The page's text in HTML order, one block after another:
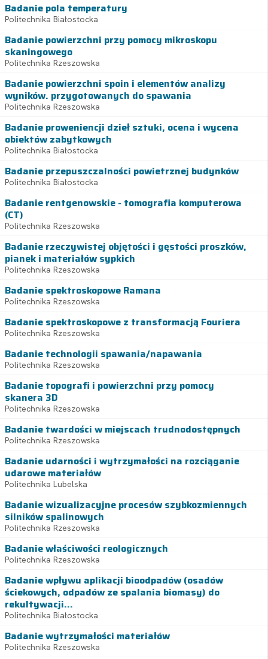
Badanie pola temperatury
Politechnika Białostocka
Badanie powierzchni przy pomocy mikroskopu
skaningowego
Politechnika Rzeszowska
Badanie powierzchni spoin i elementów analizy
wyników. przygotowanych do spawania
Politechnika Rzeszowska
Badanie proweniencji dzieł sztuki, ocena i wycena
obiektów zabytkowych
Politechnika Białostocka
Badanie przepuszczalności powietrznej budynków
Politechnika Białostocka
Badanie rentgenowskie - tomografia komputerowa
(CT)
Politechnika Rzeszowska
Badanie rzeczywistej objętości i gęstości proszków,
pianek i materiałów sypkich
Politechnika Rzeszowska
Badanie spektroskopowe Ramana
Politechnika Rzeszowska
Badanie spektroskopowe z transformacją Fouriera
Politechnika Rzeszowska
Badanie technologii spawania/napawania
Politechnika Rzeszowska
Badanie topografi i powierzchni przy pomocy
skanera 3D
Politechnika Rzeszowska
Badanie twardości w miejscach trudnodostępnych
Politechnika Rzeszowska
Badanie udarności i wytrzymałości na rozciąganie
udarowe materiałów
Politechnika Lubelska
Badanie wizualizacyjne procesów szybkozmiennych
silników spalinowych
Politechnika Rzeszowska
Badanie właściwości reologicznych
Politechnika Rzeszowska
Badanie wpływu aplikacji bioodpadów (osadów
ściekowych, odpadów ze spalania biomasy) do
rekultywacji...
Politechnika Białostocka
Badanie wytrzymałości materiałów
Politechnika Rzeszowska